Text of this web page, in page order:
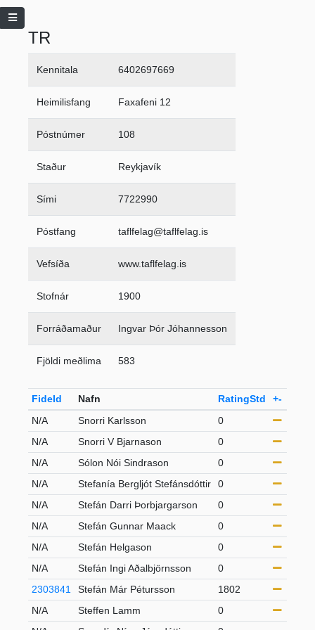
TR
Kennitala 6402697669
Heimilisfang Faxafeni 12
Póstnúmer 108
Staður Reykjavík
Sími 7722990
Póstfang taflfelag@taflfelag.is
Vefsíða www.taflfelag.is
Stofnár 1900
Forráðamaður Ingvar Þór Jóhannesson
Fjöldi meðlima 583
FideId Nafn RatingStd +-
N/A
Snorri Karlsson 0
N/A
Snorri V Bjarnason 0
N/A
Sólon Nói Sindrason 0
N/A
Stefanía Bergljót Stefánsdóttir 0
N/A
Stefán Darri Þorbjargarson 0
N/A
Stefán Gunnar Maack 0
N/A
Stefán Helgason 0
N/A
Stefán Ingi Aðalbjörnsson 0
2303841
Stefán Már Pétursson 1802
N/A
Steffen Lamm 0